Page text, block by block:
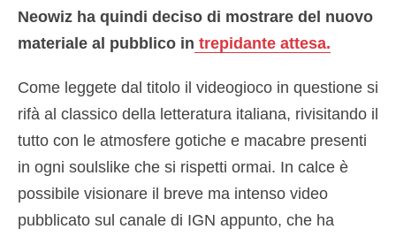
Neowiz ha quindi deciso di mostrare del nuovo
materiale al pubblico in trepidante attesa.
Come leggete dal titolo il videogioco in questione si
rifà al classico della letteratura italiana, rivisitando il
tutto con le atmosfere gotiche e macabre presenti
in ogni soulslike che si rispetti ormai. In calce è
possibile visionare il breve ma intenso video
pubblicato sul canale di IGN appunto, che ha